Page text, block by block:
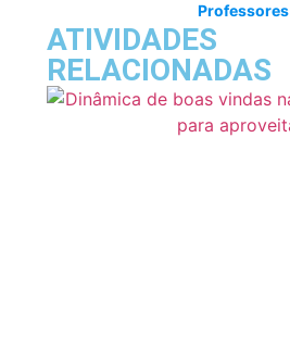
Professores
ATIVIDADES
RELACIONADAS